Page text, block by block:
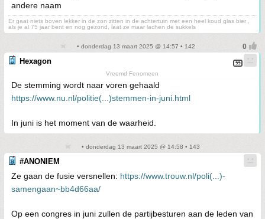
andere naam
Er gaat niets boven lekker in de zon zitten in de achtertuin met een heel koud glas bier ,
als je al 75 jaar bent en nog gezond, laat ze maar lachen de sukkels
• donderdag 13 maart 2025 @ 14:57 • 142
Hexagon
Vreemd Fenomeen
De stemming wordt naar voren gehaald
https://www.nu.nl/politie(...)stemmen-in-juni.html
In juni is het moment van de waarheid.
• donderdag 13 maart 2025 @ 14:58 • 143
#ANONIEM
Ze gaan de fusie versnellen: https://www.trouw.nl/poli(...)-
samengaan~bb4d66aa/
Op een congres in juni zullen de partijbesturen aan de leden van